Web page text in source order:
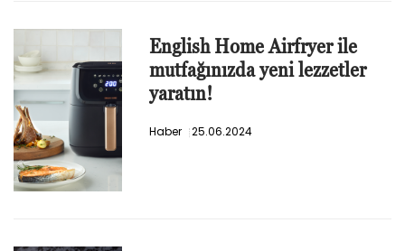
English Home Airfryer ile
mutfağınızda yeni lezzetler
yaratın!
Haber 25.06.2024